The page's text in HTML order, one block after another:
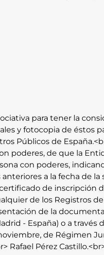
para tener la
y fotocopia de éstos
Públicos de
poderes, de que la
con poderes,
a la fecha de la
de inscripción
de los Registros
de la
- España) o a través
de Régimen
Pérez